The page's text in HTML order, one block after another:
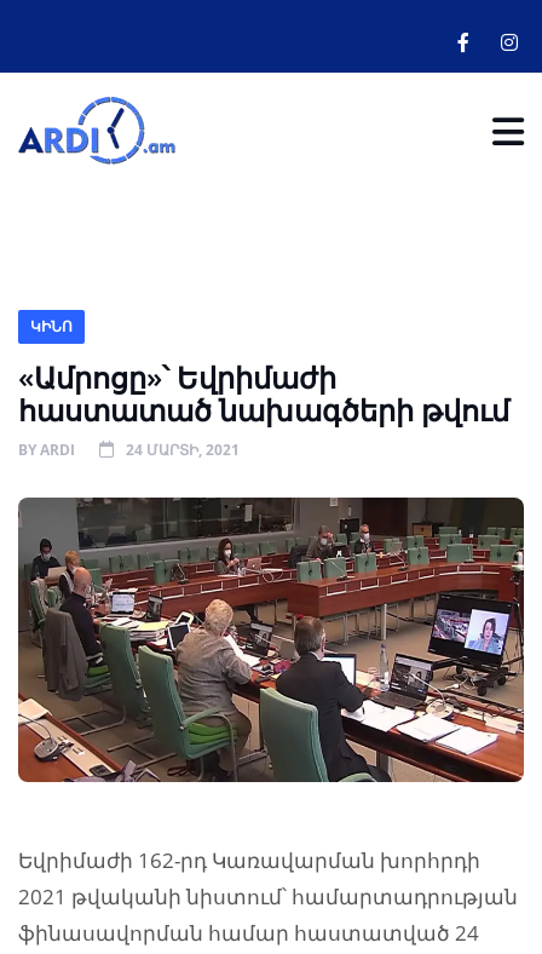
ԿԻՆՈ
«Ամրոցը»՝ Եվրիմաժի
հաստատած նախագծերի թվում
BYARDI 24 ՄԱՐՏԻ, 2021
Եվրիմաժի 162-րդ Կառավարման խորհրդի
2021 թվականի նիստում՝ համարտադրության
ֆինասավորման համար հաստատված 24